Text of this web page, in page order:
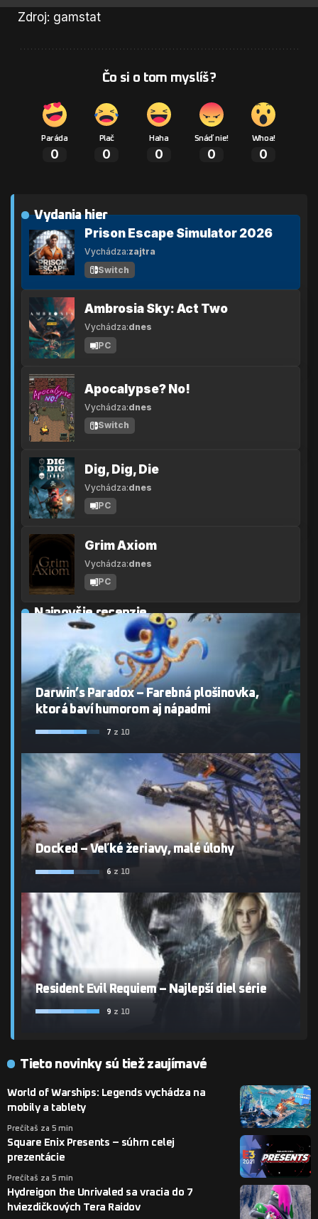
Zdroj: gamstat
Čo si o tom myslíš?
Paráda
0
Plač
0
Haha
0
Snáď nie!
0
Whoa!
0
Vydania hier
Prison Escape Simulator 2026
Vychádza:zajtra
Switch
Ambrosia Sky: Act Two
Vychádza:dnes
PC
Apocalypse? No!
Vychádza:dnes
Switch
Dig, Dig, Die
Vychádza:dnes
PC
Grim Axiom
Vychádza:dnes
PC
Najnovšie recenzie
Darwin’s Paradox – Farebná plošinovka,
ktorá baví humorom aj nápadmi
7 z 10
Docked – Veľké žeriavy, malé úlohy
6 z 10
Resident Evil Requiem – Najlepší diel série
9 z 10
Tieto novinky sú tiež zaujímavé
World of Warships: Legends vychádza na
mobily a tablety
Prečítaš za 5 min
Square Enix Presents – súhrn celej
prezentácie
Prečítaš za 5 min
Hydreigon the Unrivaled sa vracia do 7
hviezdičkových Tera Raidov